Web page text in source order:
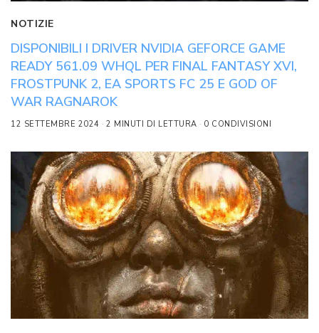
NOTIZIE
DISPONIBILI I DRIVER NVIDIA GEFORCE GAME
READY 561.09 WHQL PER FINAL FANTASY XVI,
FROSTPUNK 2, EA SPORTS FC 25 E GOD OF
WAR RAGNAROK
12 SETTEMBRE 2024 2 MINUTI DI LETTURA 0 CONDIVISIONI